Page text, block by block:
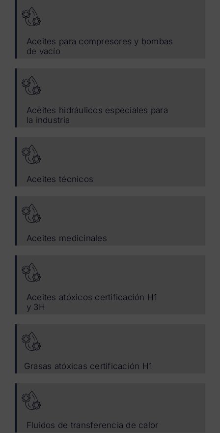
Aceites para compresores y bombas
de vacío
Aceites hidráulicos especiales para
la industria
Aceites técnicos
Aceites medicinales
Aceites atóxicos certificación H1
y 3H
Grasas atóxicas certificación H1
Fluidos de transferencia de calor